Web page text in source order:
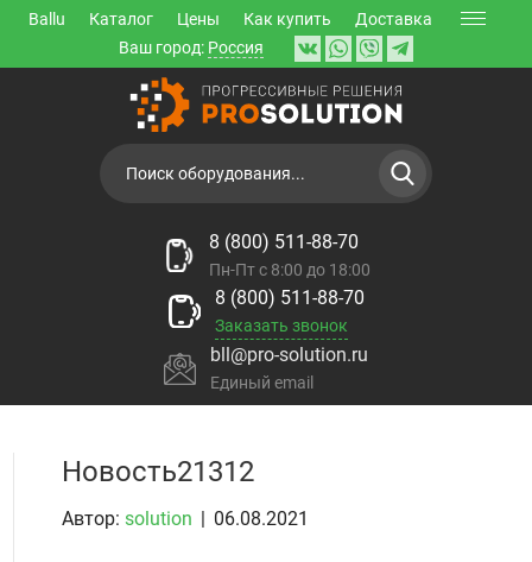
Ballu Каталог Цены Как купить
Доставка
Ваш город: Россия
8 (800) 511-88-70
Пн-Пт с 8:00 до 18:00
8 (800) 511-88-70
Заказать звонок
bll@pro-solution.ru
Единый email
Новость21312
Автор: solution | 06.08.2021